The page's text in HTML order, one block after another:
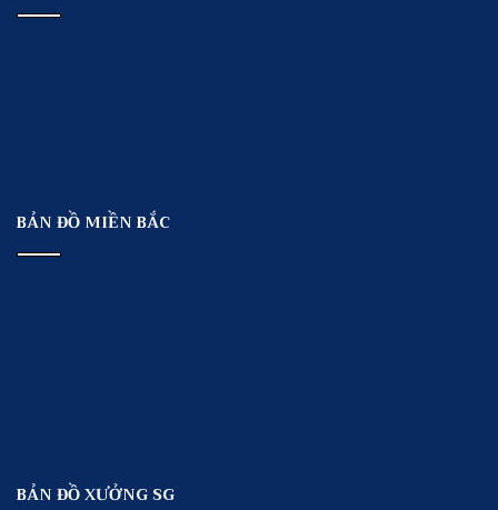
BẢN ĐỒ MIỀN BẮC
BẢN ĐỒ XƯỞNG SG